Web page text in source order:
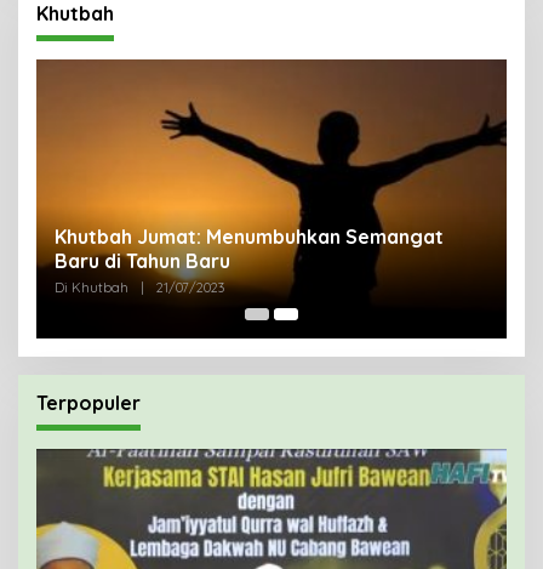
Khutbah
Khutbah Jumat: Menumbuhkan Semangat
Baru di Tahun Baru
Di Khutbah 21/07/2023
Terpopuler